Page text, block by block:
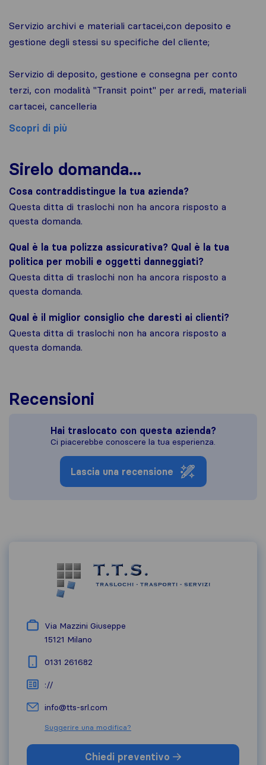
Servizio archivi e materiali cartacei,con deposito e
gestione degli stessi su specifiche del cliente;
Servizio di deposito, gestione e consegna per conto
terzi, con modalità "Transit point" per arredi, materiali
cartacei, cancelleria
Scopri di più
Sirelo domanda...
Cosa contraddistingue la tua azienda?
Questa ditta di traslochi non ha ancora risposto a
questa domanda.
Qual è la tua polizza assicurativa? Qual è la tua
politica per mobili e oggetti danneggiati?
Questa ditta di traslochi non ha ancora risposto a
questa domanda.
Qual è il miglior consiglio che daresti ai clienti?
Questa ditta di traslochi non ha ancora risposto a
questa domanda.
Recensioni
Hai traslocato con questa azienda?
Ci piacerebbe conoscere la tua esperienza.
Lascia una recensione
Via Mazzini Giuseppe
15121 Milano
0131 261682
://
info@tts-srl.com
Suggerire una modifica?
Chiedi preventivo